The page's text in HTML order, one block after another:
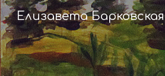
Елизавета Барковская